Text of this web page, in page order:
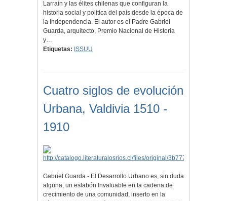
Larraín y las élites chilenas que configuran la
historia social y política del país desde la época de
la Independencia. El autor es el Padre Gabriel
Guarda, arquitecto, Premio Nacional de Historia
y…
Etiquetas: ISSUU
Cuatro siglos de evolución
Urbana, Valdivia 1510 -
1910
Gabriel Guarda - El Desarrollo Urbano es, sin duda
alguna, un eslabón lnvaluable en la cadena de
crecimiento de una comunidad, inserto en la